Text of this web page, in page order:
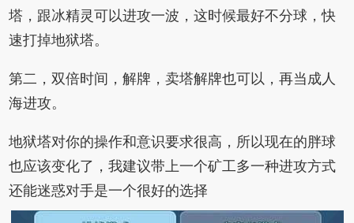
塔，跟冰精灵可以进攻一波，这时候最好不分球，快
速打掉地狱塔。
第二，双倍时间，解牌，卖塔解牌也可以，再当成人
海进攻。
地狱塔对你的操作和意识要求很高，所以现在的胖球
也应该变化了，我建议带上一个矿工多一种进攻方式
还能迷惑对手是一个很好的选择